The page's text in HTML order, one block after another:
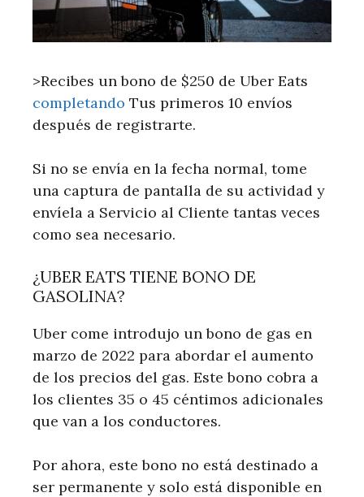
>Recibes un bono de $250 de Uber Eats
completando Tus primeros 10 envíos
después de registrarte.
Si no se envía en la fecha normal, tome
una captura de pantalla de su actividad y
envíela a Servicio al Cliente tantas veces
como sea necesario.
¿UBER EATS TIENE BONO DE
GASOLINA?
Uber come introdujo un bono de gas en
marzo de 2022 para abordar el aumento
de los precios del gas. Este bono cobra a
los clientes 35 o 45 céntimos adicionales
que van a los conductores.
Por ahora, este bono no está destinado a
ser permanente y solo está disponible en